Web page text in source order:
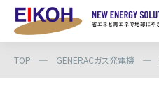
TOP ─ GENERACガス発電機 ─